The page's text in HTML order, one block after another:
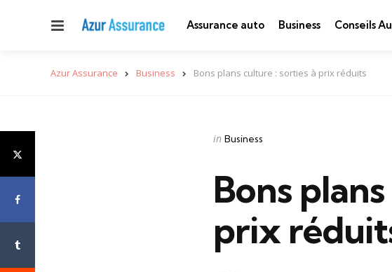
Menu Assurance auto Business Conseils
Azur Assurance Business Bons plans culture : sorties à prix réduits
Categories
Posted
in Business
Bons
prix